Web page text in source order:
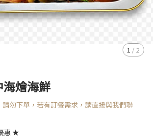
1 / 2
燴海鮮
勿下單，若有訂餐需求，請直接與我們聯
惠 ★